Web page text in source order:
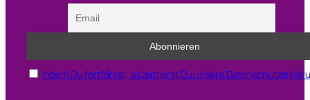
Indem Du fortfährst, akzeptierst Du unsere